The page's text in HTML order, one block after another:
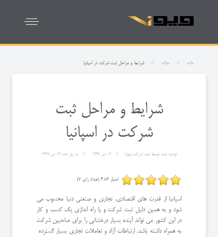
خانه مقاله شرایط و مراحل ثبت شرکت در اسپانیا
شرایط و مراحل ثبت
شرکت در اسپانیا
نوشته شده توسطثبت شرکت ویونا 02 تیر 1397 به روز شده16 تیر 1397
امتیاز 4.86 (تعداد رای 7)
اسپانیا از قدرت های اقتصادی، تجاری و صنعتی دنیا محسوب می
شود و به همین دلیل ثبت شرکت و یا راه اندازی یک کسب و کار
در این کشور می تواند آینده بسیار درخشانی را برای صاحبین شرکت
به همراه داشته باشد. ارتباطات آزاد و تعاملات تجاری بسیار گسترده